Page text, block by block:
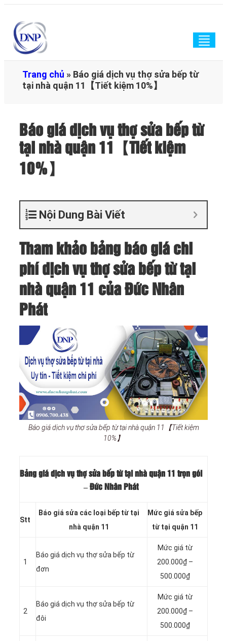
Trang chủ » Báo giá dịch vụ thợ sửa bếp từ
tại nhà quận 11【Tiết kiệm 10%】
Báo giá dịch vụ thợ sửa bếp từ
tại nhà quận 11【Tiết kiệm
10%】
Nội Dung Bài Viết
Tham khảo bảng báo giá chi
phí dịch vụ thợ sửa bếp từ tại
nhà quận 11 của Đức Nhân
Phát
Báo giá dịch vụ thợ sửa bếp từ tại nhà quận 11【Tiết kiệm
10%】
Bảng giá dịch vụ thợ sửa bếp từ tại nhà quận 11 trọn gói
– Đức Nhân Phát
Stt
Báo giá sửa các loại bếp từ tại
nhà quận 11
Mức giá sửa bếp
từ tại quận 11
1
Báo giá dịch vụ thợ sửa bếp từ
đơn
Mức giá từ
200.000₫ –
500.000₫
2
Báo giá dịch vụ thợ sửa bếp từ
đôi
Mức giá từ
200.000₫ –
500.000₫